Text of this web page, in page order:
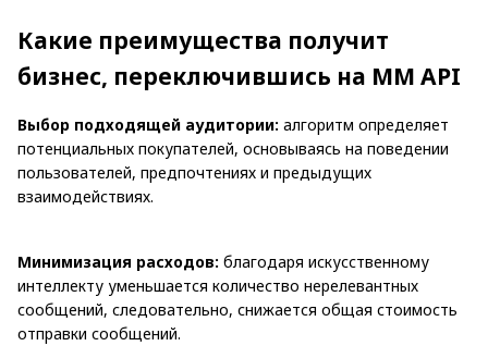
Какие преимущества получит
бизнес, переключившись на MM API
Выбор подходящей аудитории: алгоритм определяет
потенциальных покупателей, основываясь на поведении
пользователей, предпочтениях и предыдущих
взаимодействиях.
Минимизация расходов: благодаря искусственному
интеллекту уменьшается количество нерелевантных
сообщений, следовательно, снижается общая стоимость
отправки сообщений.